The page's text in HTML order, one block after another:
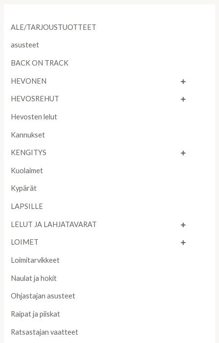
ALE/TARJOUSTUOTTEET
asusteet
BACK ON TRACK
HEVONEN
HEVOSREHUT
Hevosten lelut
Kannukset
KENGITYS
Kuolaimet
Kypärät
LAPSILLE
LELUT JA LAHJATAVARAT
LOIMET
Loimitarvikkeet
Naulat ja hokit
Ohjastajan asusteet
Raipat ja piiskat
Ratsastajan vaatteet